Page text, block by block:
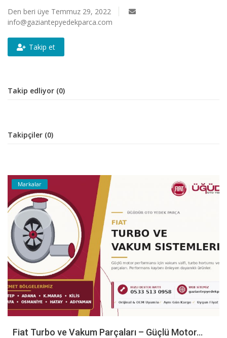
Den beri üye Temmuz 29, 2022
info@gaziantepyedekparca.com
Takip et
Takip edliyor (0)
Takipçiler (0)
Markalar
Fiat Turbo ve Vakum Parçaları – Güçlü Motor...